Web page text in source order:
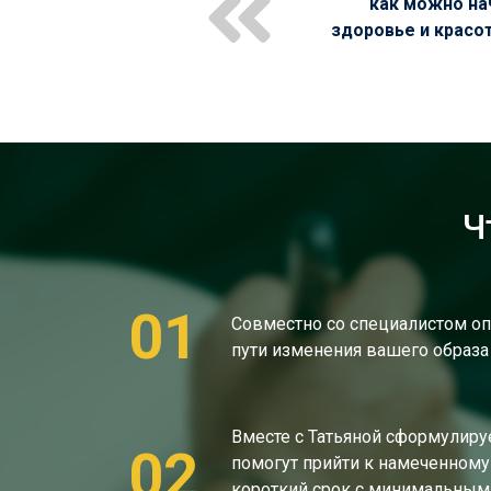
здоровье и
01
Совместно со специалистом
пути изменения вашего
Вместе с Татьяной
помогут прийти к